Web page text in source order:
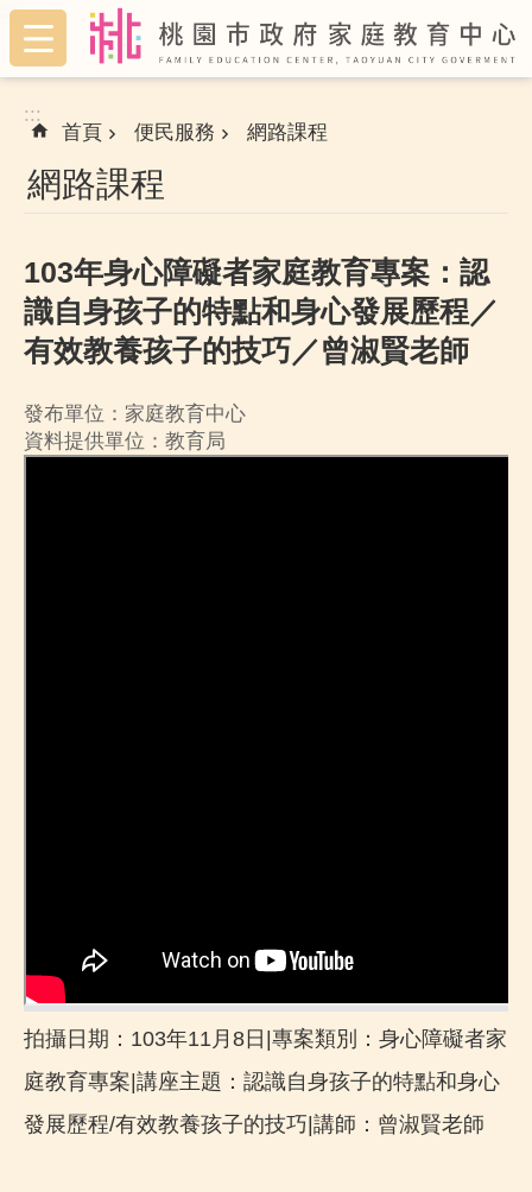
跳到主要內容區塊
:::
:::
首頁 便民服務 網路課程
網路課程
103年身心障礙者家庭教育專案：認
識自身孩子的特點和身心發展歷程／
有效教養孩子的技巧／曾淑賢老師
發布單位：家庭教育中心
資料提供單位：教育局
拍攝日期：103年11月8日|專案類別：身心障礙者家
庭教育專案|講座主題：認識自身孩子的特點和身心
發展歷程/有效教養孩子的技巧|講師：曾淑賢老師